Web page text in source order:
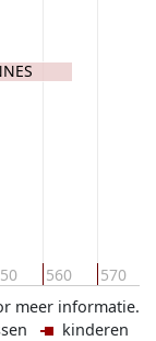
560 570
meer informatie.
kinderen